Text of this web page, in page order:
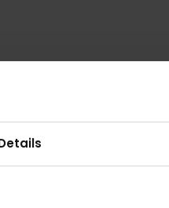
und drinnen.